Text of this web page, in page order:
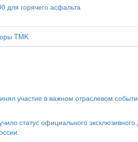
для горячего асфальта
TMK
участие в важном отраслевом
статус официального